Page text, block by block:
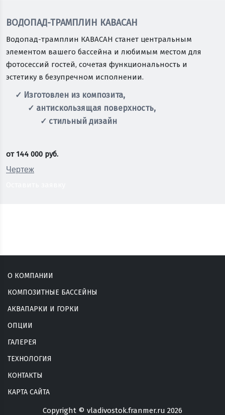
ВОДОПАД-ТРАМПЛИН КАВАСАН
Водопад-трамплин КАВАСАН станет центральным
элементом вашего бассейна и любимым местом для
фотосессий гостей, сочетая функциональность и
эстетику в безупречном исполнении.
✓ Изготовлен из композита,
✓ антискользящая поверхность,
✓ стильный дизайн
от144 000 руб.
Чертеж
О КОМПАНИИ
КОМПОЗИТНЫЕ БАССЕЙНЫ
АКВАПАРКИ И ГОРКИ
ОПЦИИ
ГАЛЕРЕЯ
ТЕХНОЛОГИЯ
КОНТАКТЫ
КАРТА САЙТА
Copyright © vladivostok.franmer.ru 2026